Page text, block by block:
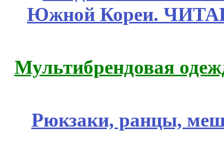
Южной Кореи.
Мультибрендовая
Рюкзаки, ранцы,